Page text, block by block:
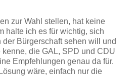
zur Wahl stellen, hat keine
halte ich es für wichtig, sich
Bürgerschaft sehen will und
die GAL, SPD und CDU
Empfehlungen genau da für.
wäre, einfach nur die